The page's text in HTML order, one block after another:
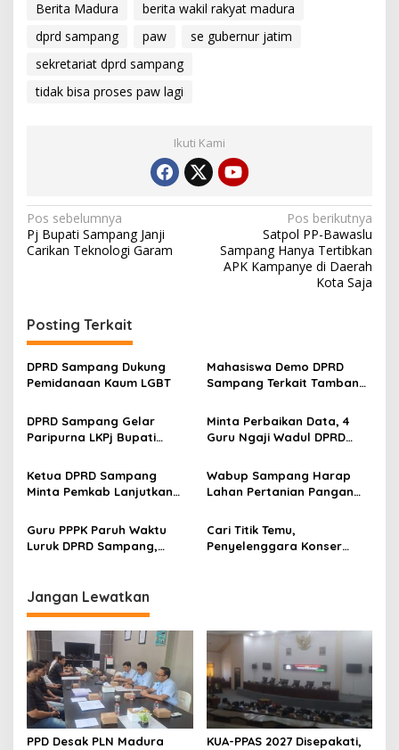
Berita Madura
berita wakil rakyat madura
dprd sampang
paw
se gubernur jatim
sekretariat dprd sampang
tidak bisa proses paw lagi
Ikuti Kami
Navigasi
pos
Pos sebelumnya
Pj Bupati Sampang Janji
Carikan Teknologi Garam
Pos berikutnya
Satpol PP-Bawaslu
Sampang Hanya Tertibkan
APK Kampanye di Daerah
Kota Saja
Posting Terkait
DPRD Sampang Dukung
Pemidanaan Kaum LGBT
Mahasiswa Demo DPRD
Sampang Terkait Tambang
DPRD Sampang Gelar
Paripurna LKPj Bupati
Minta Perbaikan Data, 4
Guru Ngaji Wadul DPRD
Ketua DPRD Sampang
Minta Pemkab Lanjutkan
Masyarakat
Wabup Sampang Harap
Lahan Pertanian Pangan
Guru PPPK Paruh Waktu
Luruk DPRD Sampang,
Cari Titik Temu,
Penyelenggara Konser
Jangan Lewatkan
PPD Desak PLN Madura KUA-PPAS 2027 Disepakati,